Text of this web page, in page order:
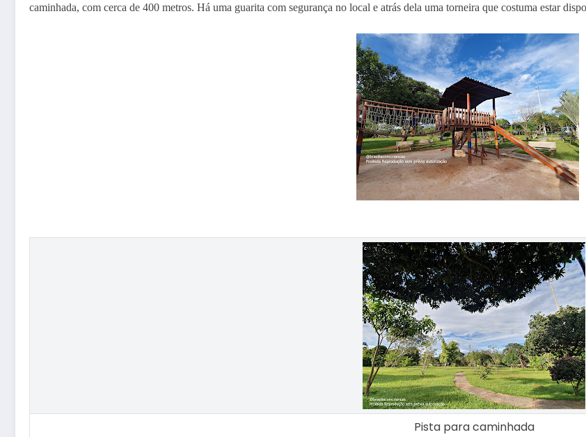
caminhada, com cerca de 400 metros. Há uma guarita com segurança no local e atrás dela uma torneira que costuma estar
Pista para caminhada